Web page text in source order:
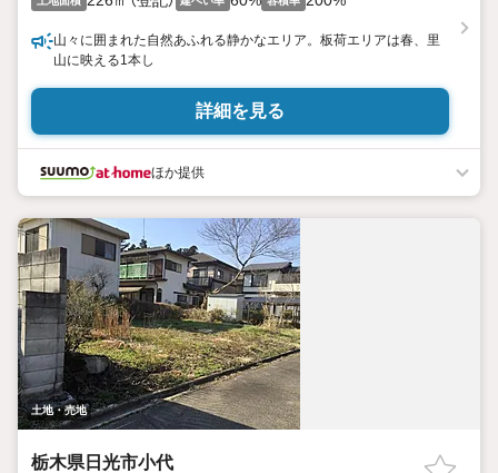
山々に囲まれた自然あふれる静かなエリア。板荷エリアは春、里
山に映える1本し
詳細を見る
ほか提供
土地・売地
栃木県日光市小代